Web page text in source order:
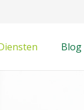
Blog